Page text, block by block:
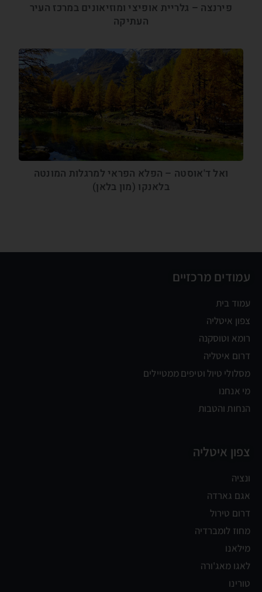
פירנצה – גלריית אופיצי ומוזיאונים במרכז העיר
העתיקה
ואל ד'אוסטה – הפלא הפראי למרגלות המונטה
בלאנקו (מון בלאן)
עמודים מרכזיים
עמוד בית
צפון איטליה
רומא וטוסקנה
דרום איטליה
מסלולי טיול וטיפים ממטיילים
מי אנחנו
הנחות והטבות
צפון איטליה
ונציה
אגם גארדה
דרום טירול
מחוז לומברדיה
מילאנו
לאגו מאג'ורה
טורינו